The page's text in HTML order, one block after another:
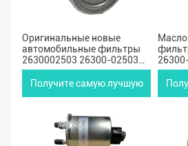
Оригинальные новые
автомобильные фильтры
2630002503 26300-02503
Для Mazda Nissan Renault
Subaru
Получите самую лучшую
KIA